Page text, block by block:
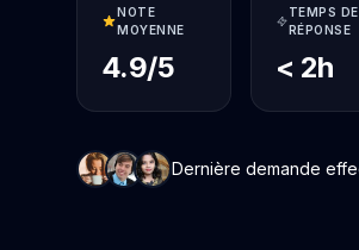
NOTE
MOYENNE
4.9/5
TEMPS DE
RÉPONSE
< 2h
Dernière demande